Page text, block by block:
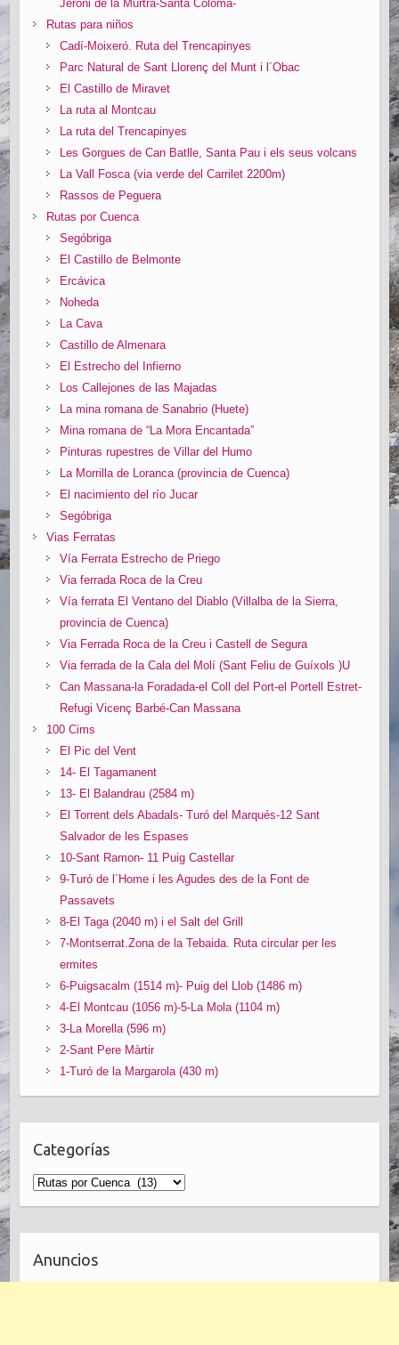
Jeroni de la Murtra-Santa Coloma-
Rutas para niños
Cadí-Moixeró. Ruta del Trencapinyes
Parc Natural de Sant Llorenç del Munt i l´Obac
El Castillo de Miravet
La ruta al Montcau
La ruta del Trencapinyes
Les Gorgues de Can Batlle, Santa Pau i els seus volcans
La Vall Fosca (via verde del Carrilet 2200m)
Rassos de Peguera
Rutas por Cuenca
Segóbriga
El Castillo de Belmonte
Ercávica
Noheda
La Cava
Castillo de Almenara
El Estrecho del Infierno
Los Callejones de las Majadas
La mina romana de Sanabrio (Huete)
Mina romana de “La Mora Encantada”
Pinturas rupestres de Villar del Humo
La Morrilla de Loranca (provincia de Cuenca)
El nacimiento del río Jucar
Segóbriga
Vias Ferratas
Vía Ferrata Estrecho de Priego
Via ferrada Roca de la Creu
Vía ferrata El Ventano del Diablo (Villalba de la Sierra,
provincia de Cuenca)
Via Ferrada Roca de la Creu i Castell de Segura
Via ferrada de la Cala del Molí (Sant Feliu de Guíxols )U
Can Massana-la Foradada-el Coll del Port-el Portell Estret-
Refugi Vicenç Barbé-Can Massana
100 Cims
El Pic del Vent
14- El Tagamanent
13- El Balandrau (2584 m)
El Torrent dels Abadals- Turó del Marqués-12 Sant
Salvador de les Espases
10-Sant Ramon- 11 Puig Castellar
9-Turó de l´Home i les Agudes des de la Font de
Passavets
8-El Taga (2040 m) i el Salt del Grill
7-Montserrat.Zona de la Tebaida. Ruta circular per les
ermites
6-Puigsacalm (1514 m)- Puig del Llob (1486 m)
4-El Montcau (1056 m)-5-La Mola (1104 m)
3-La Morella (596 m)
2-Sant Pere Màrtir
1-Turó de la Margarola (430 m)
Categorías
Anuncios